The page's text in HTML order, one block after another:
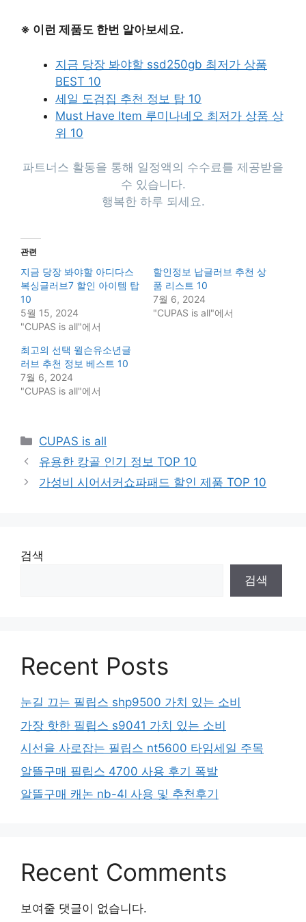
※ 이런 제품도 한번 알아보세요.
지금 당장 봐야할 ssd250gb 최저가 상품
BEST 10
세일 도검집 추천 정보 탑 10
Must Have Item 루미나네오 최저가 상품 상
위 10
파트너스 활동을 통해 일정액의 수수료를 제공받을
수 있습니다.
행복한 하루 되세요.
관련
지금 당장 봐야할 아디다스
복싱글러브7 할인 아이템 탑
10
5월 15, 2024
"CUPAS is all"에서
할인정보 납글러브 추천 상
품 리스트 10
7월 6, 2024
"CUPAS is all"에서
최고의 선택 윌슨유소년글
러브 추천 정보 베스트 10
7월 6, 2024
"CUPAS is all"에서
Categories
CUPAS is all
유용한 캉골 인기 정보 TOP 10
가성비 시어서커쇼파패드 할인 제품 TOP 10
검색
검색
Recent Posts
눈길 끄는 필립스 shp9500 가치 있는 소비
가장 핫한 필립스 s9041 가치 있는 소비
시선을 사로잡는 필립스 nt5600 타임세일 주목
알뜰구매 필립스 4700 사용 후기 폭발
알뜰구매 캐논 nb-4l 사용 및 추천후기
Recent Comments
보여줄 댓글이 없습니다.